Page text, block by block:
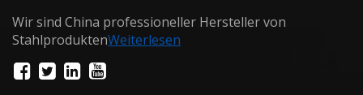
Wir sind China professioneller Hersteller von
StahlproduktenWeiterlesen